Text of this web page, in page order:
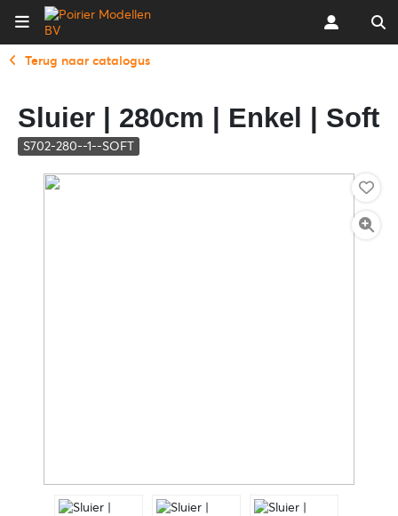
Terug naar catalogus
Sluier | 280cm | Enkel | Soft
S702-280--1--SOFT